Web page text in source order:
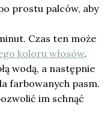
prostu palców, aby
Czas ten może
koloru włosów.
wodą, a następnie
farbowanych pasm.
im schnąć